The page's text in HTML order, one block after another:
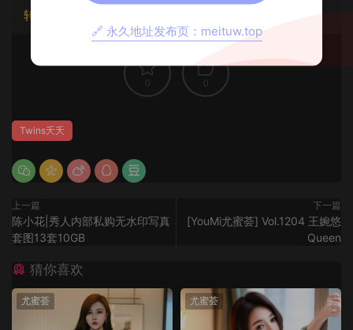
转载请注明出处。
0 0
Twins夭夭
上一篇
陈小花|秀人内部私购无水印写真
套图13套10GB
下一篇
[YouMi尤蜜荟] Vol.1204 王婉悠
Queen
猜你喜欢
尤蜜荟 尤蜜荟
🔗 永久地址发布页：meituw.top